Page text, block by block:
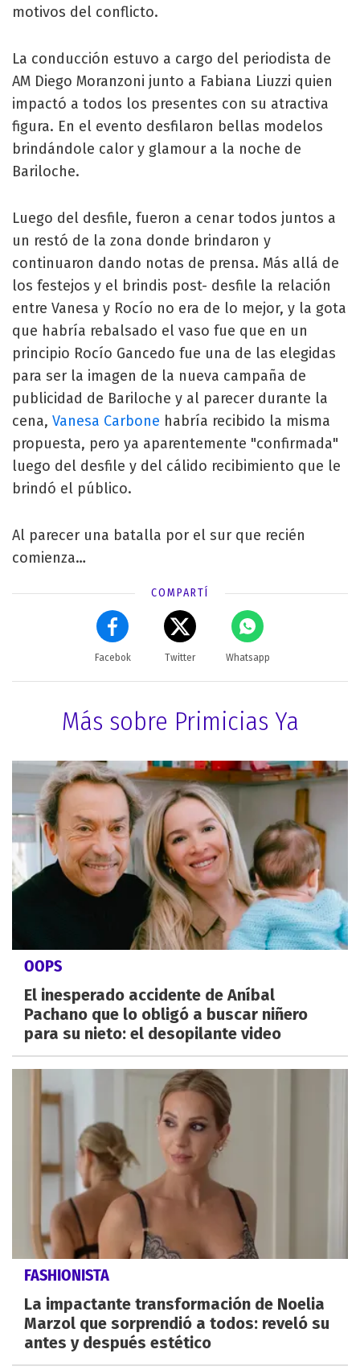
motivos del conflicto.
La conducción estuvo a cargo del periodista de
AM Diego Moranzoni junto a Fabiana Liuzzi quien
impactó a todos los presentes con su atractiva
figura. En el evento desfilaron bellas modelos
brindándole calor y glamour a la noche de
Bariloche.
Luego del desfile, fueron a cenar todos juntos a
un restó de la zona donde brindaron y
continuaron dando notas de prensa. Más allá de
los festejos y el brindis post- desfile la relación
entre Vanesa y Rocío no era de lo mejor, y la gota
que habría rebalsado el vaso fue que en un
principio Rocío Gancedo fue una de las elegidas
para ser la imagen de la nueva campaña de
publicidad de Bariloche y al parecer durante la
cena, Vanesa Carbone habría recibido la misma
propuesta, pero ya aparentemente "confirmada"
luego del desfile y del cálido recibimiento que le
brindó el público.
Al parecer una batalla por el sur que recién
comienza…
COMPARTÍ
Facebok Twitter Whatsapp
Más sobre Primicias Ya
OOPS
El inesperado accidente de Aníbal
Pachano que lo obligó a buscar niñero
para su nieto: el desopilante video
FASHIONISTA
La impactante transformación de Noelia
Marzol que sorprendió a todos: reveló su
antes y después estético